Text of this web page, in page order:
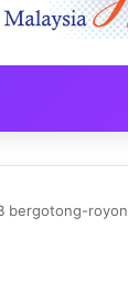
bergotong-